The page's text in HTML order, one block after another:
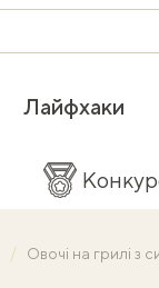
Лайфхаки
Овочі на грилі з